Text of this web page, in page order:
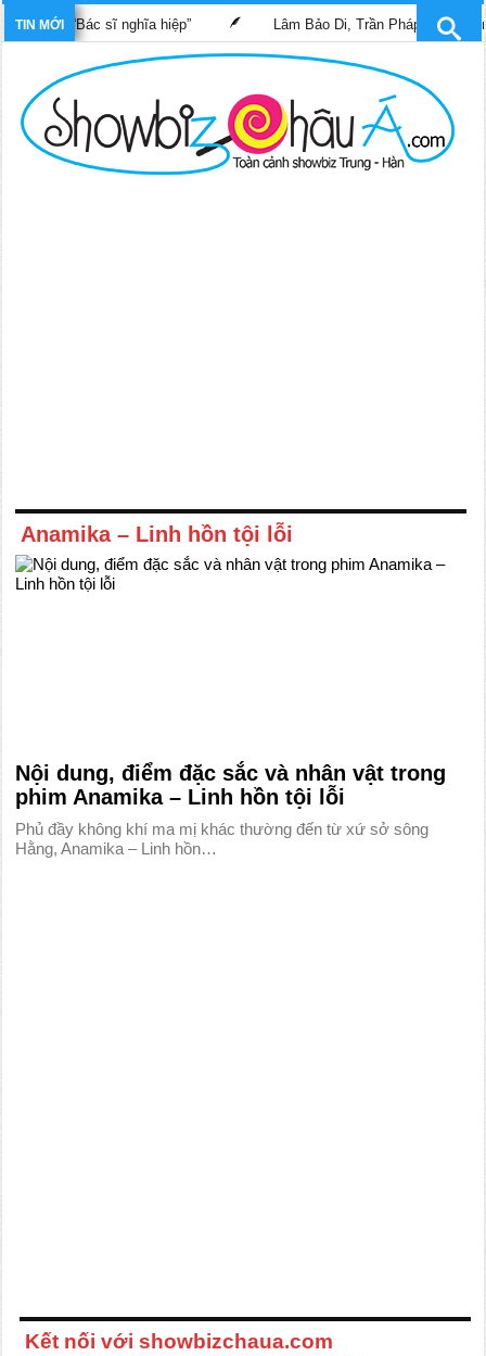
TIN MỚI
“Bác sĩ nghĩa hiệp” Lâm Bảo Di, Trần Pháp Dung tái ngộ
Anamika – Linh hồn tội lỗi
Nội dung, điểm đặc sắc và nhân vật trong
phim Anamika – Linh hồn tội lỗi
Phủ đầy không khí ma mị khác thường đến từ xứ sở sông
Hằng, Anamika – Linh hồn…
Kết nối với showbizchaua.com